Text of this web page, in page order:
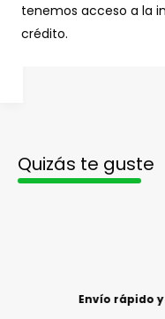
tenemos acceso a la
crédito.
Quizás te guste
Envío rápido y